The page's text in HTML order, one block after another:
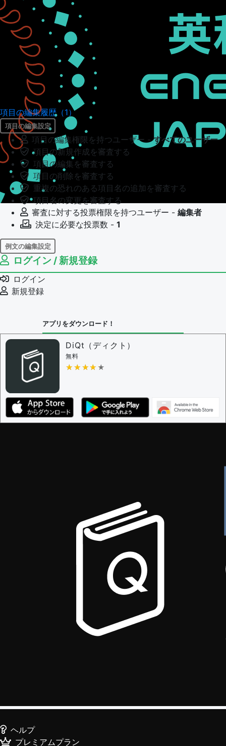
項目の編集履歴（1）
項目の編集設定
項目の編集権限を持つユーザー -すべてのユーザー
項目の新規作成を審査する
項目の編集を審査する
項目の削除を審査する
重複の恐れのある項目名の追加を審査する
項目名の変更を審査する
審査に対する投票権限を持つユーザー - 編集者
決定に必要な投票数 - 1
例文の編集設定
例文の編集権限を持つユーザー -
例文の編集を審査する
例文の削除を審査する
審査に対する投票権限を持つユーザー -
問題の編集権限を持つユーザー -
審査に対する投票権限を持つユーザー -
ザー
決定に必要な投票数 -
編集ガイドライン
ログイン / 新規登録
ログイン
新規登録
アプリをダウンロード！
DiQt（ディクト）
無料
★★★★★
★★★★★
ヘルプ
プレミアムプラン